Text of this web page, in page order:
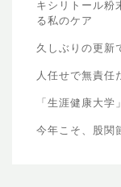
キシリトール粉
る私のケア
久しぶりの更新
人任せで無責任
「生涯健康大学
今年こそ、股関